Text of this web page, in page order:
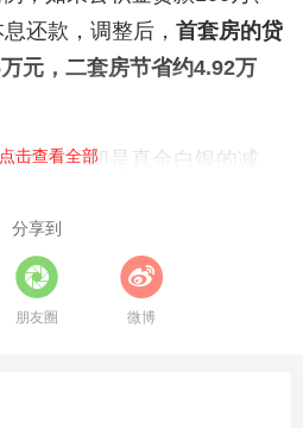
还款，调整后， 首套房的贷
元，二套房节省约4.92万
不多，却是真金白银的减
规的利率调整，是年初“月
，把视野放宽，会发现这条
击查看全部
分享到
朋友圈 微博